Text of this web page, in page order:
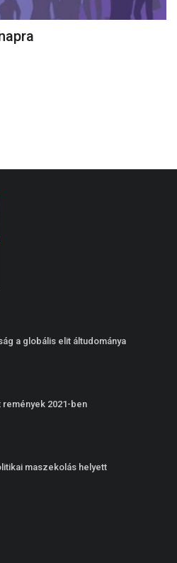
a globális elit áltudománya
remények 2021-ben
maszekolás helyett